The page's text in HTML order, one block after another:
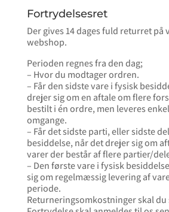
Fortrydelsesret
Der gives 14 dages fuld returret på
webshop.
Perioden regnes fra den dag;
– Hvor du modtager ordren.
– Får den sidste vare i fysisk
drejer sig om en aftale om flere
bestilt i én ordre, men leveres
omgange.
– Får det sidste parti, eller sidste
besiddelse, når det drejer sig om
varer der består af flere partier/
– Den første vare i fysisk
sig om regelmæssig levering af
periode.
Returneringsomkostninger skal du